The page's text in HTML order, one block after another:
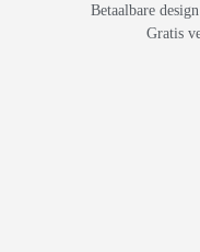
Betaalbare
Gratis